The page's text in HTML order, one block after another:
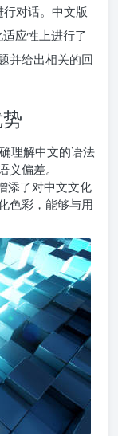
对话。中文版
应性上进行了
并给出相关的回
理解中文的语法
偏差。
添了对中文文化
色彩，能够与用